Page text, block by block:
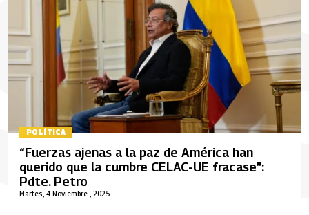
POLÍTICA
Martes, 4 Noviembre , 2025
“Fuerzas ajenas a la paz de América han
querido que la cumbre CELAC-UE fracase”:
Pdte. Petro